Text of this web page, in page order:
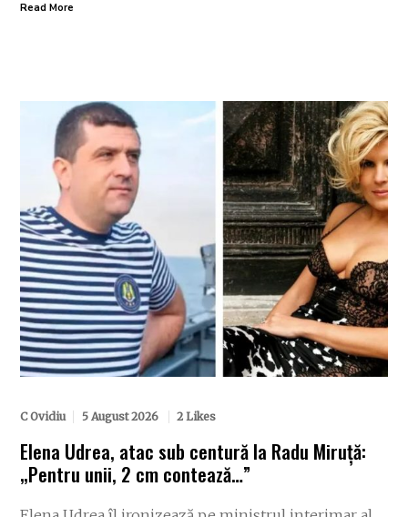
Read More
C Ovidiu 5 August 2026 2 Likes
Elena Udrea, atac sub centură la Radu Miruță:
„Pentru unii, 2 cm contează…”